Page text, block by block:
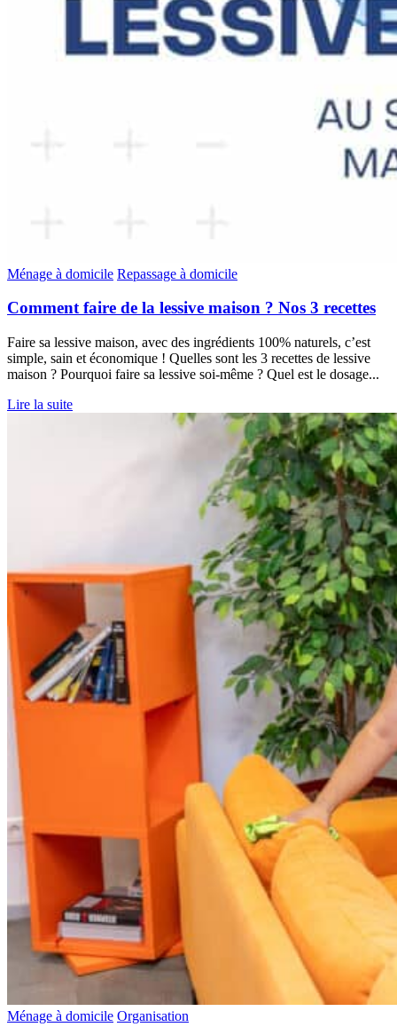
Ménage à domicile Repassage à domicile
Comment faire de la lessive maison ? Nos 3 recettes
Faire sa lessive maison, avec des ingrédients 100% naturels, c’est
simple, sain et économique ! Quelles sont les 3 recettes de lessive
maison ? Pourquoi faire sa lessive soi-même ? Quel est le dosage...
Lire la suite
Ménage à domicile Organisation